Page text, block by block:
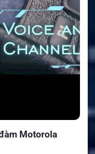
Motorola